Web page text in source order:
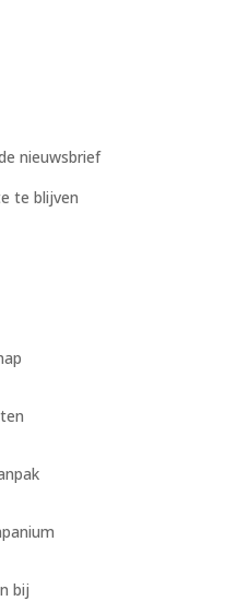
nieuwsbrief
te blijven
bij